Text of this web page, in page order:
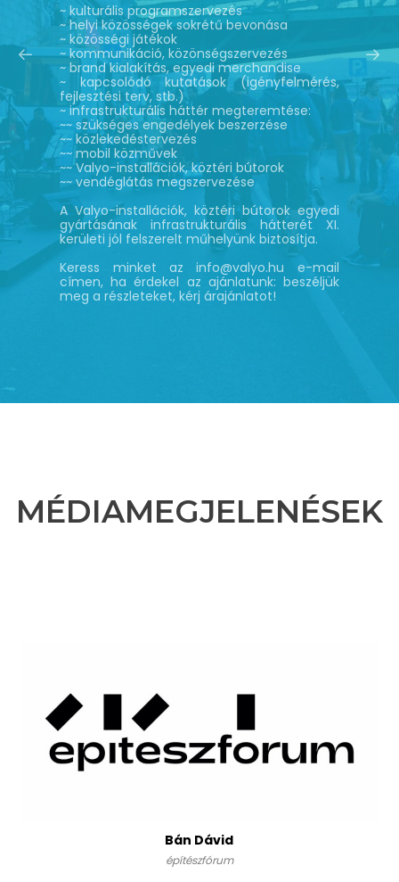
~ kulturális programszervezés
~ helyi közösségek sokrétű bevonása
~ közösségi játékok
~ kommunikáció, közönségszervezés
~ brand kialakítás, egyedi merchandise
~ kapcsolódó kutatások (igényfelmérés,
fejlesztési terv, stb.)
~ infrastrukturális háttér megteremtése:
~~ szükséges engedélyek beszerzése
~~ közlekedéstervezés
~~ mobil közművek
~~ Valyo-installációk, köztéri bútorok
~~ vendéglátás megszervezése
A Valyo-installációk, köztéri bútorok egyedi
gyártásának infrastrukturális hátterét XI.
kerületi jól felszerelt műhelyünk biztosítja.
Keress minket az info@valyo.hu e-mail
címen, ha érdekel az ajánlatunk: beszéljük
meg a részleteket, kérj árajánlatot!
MÉDIAMEGJELENÉSEK
Bán Dávid
építészfórum